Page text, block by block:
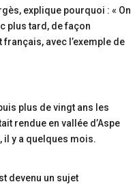
explique pourquoi : « On
plus tard, de façon
avec l’exemple de
plus de vingt ans les
rendue en vallée d’Aspe
il y a quelques mois.
devenu un sujet